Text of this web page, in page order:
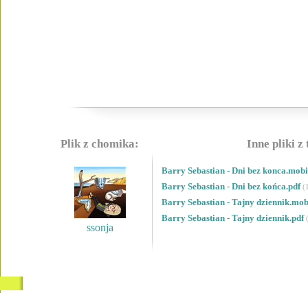
Plik z chomika:
ssonja
Inne pliki z
Barry Sebastian - Dni bez
Barry Sebastian - Dni bez końca.pdf
Barry Sebastian - Tajny
Barry Sebastian - Tajny dziennik.pdf